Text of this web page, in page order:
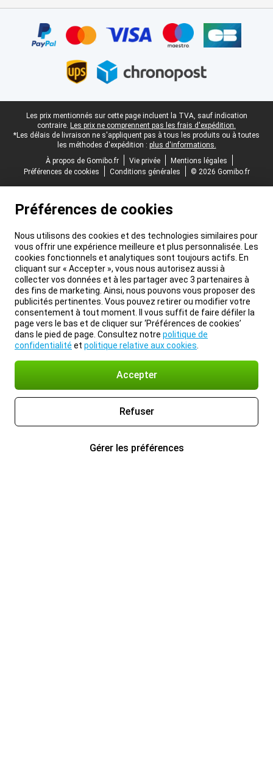
Pied-de-page légal
Les prix mentionnés sur cette page incluent la TVA, sauf indication
contraire. Les prix ne comprennent pas les frais d'expédition.
*Les délais de livraison ne s'appliquent pas à tous les produits ou à toutes
les méthodes d'expédition : plus d'informations.
À propos de Gomibo.fr
Vie privée
Mentions légales
Préférences de cookies
Conditions générales © 2026 Gomibo.fr
Préférences de cookies
Nous utilisons des cookies et des technologies similaires pour
vous offrir une expérience meilleure et plus personnalisée. Les
cookies fonctionnels et analytiques sont toujours actifs. En
cliquant sur « Accepter », vous nous autorisez aussi à
collecter vos données et à les partager avec 3 partenaires à
des fins de marketing. Ainsi, nous pouvons vous proposer des
publicités pertinentes. Vous pouvez retirer ou modifier votre
consentement à tout moment. Il vous suffit de faire défiler la
page vers le bas et de cliquer sur ‘Préférences de cookies’
dans le pied de page. Consultez notre politique de
confidentialité et politique relative aux cookies
Accepter
Refuser
Gérer les préférences